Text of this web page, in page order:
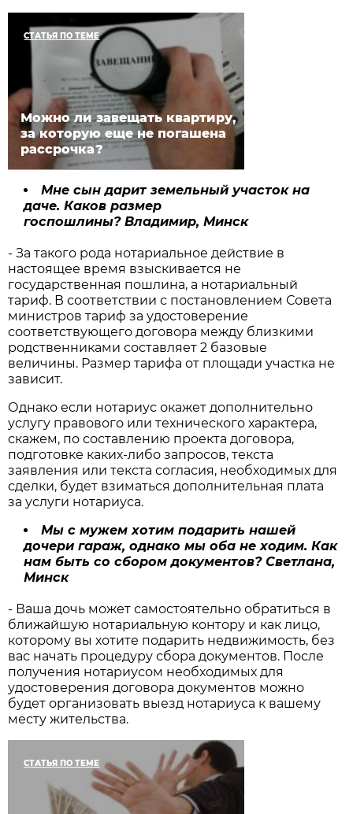
СТАТЬЯ ПО ТЕМЕ
Можно ли завещать квартиру,
за которую еще не погашена
рассрочка?
Мне сын дарит земельный участок на
даче. Каков размер
госпошлины?Владимир, Минск
- За такого рода нотариальное действие в
настоящее время взыскивается не
государственная пошлина, а нотариальный
тариф. В соответствии с постановлением Совета
министров тариф за удостоверение
соответствующего договора между близкими
родственниками составляет 2 базовые
величины. Размер тарифа от площади участка не
зависит.
Однако если нотариус окажет дополнительно
услугу правового или технического характера,
скажем, по составлению проекта договора,
подготовке каких-либо запросов, текста
заявления или текста согласия, необходимых для
сделки, будет взиматься дополнительная плата
за услуги нотариуса.
Мы с мужем хотим подарить нашей
дочери гараж, однако мы оба не ходим. Как
нам быть со сбором документов?Светлана,
Минск
- Ваша дочь может самостоятельно обратиться в
ближайшую нотариальную контору и как лицо,
которому вы хотите подарить недвижимость, без
вас начать процедуру сбора документов. После
получения нотариусом необходимых для
удостоверения договора документов можно
будет организовать выезд нотариуса к вашему
месту жительства.
СТАТЬЯ ПО ТЕМЕ